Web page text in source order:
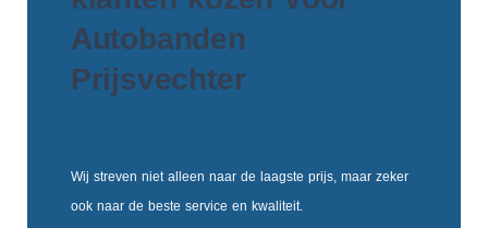
Autobanden
Prijsvechter
Wij streven niet alleen naar de laagste prijs, maar zeker
ook naar de beste service en kwaliteit.